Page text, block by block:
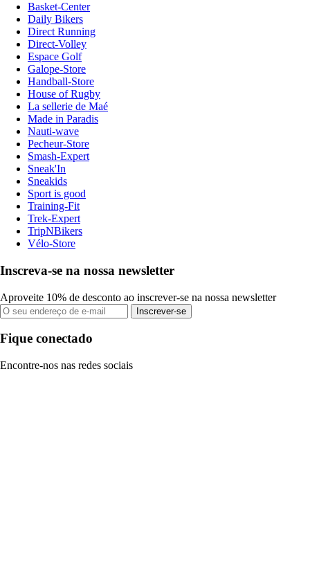
Basket-Center
Daily Bikers
Direct Running
Direct-Volley
Espace Golf
Galope-Store
Handball-Store
House of Rugby
La sellerie de Maé
Made in Paradis
Nauti-wave
Pecheur-Store
Smash-Expert
Sneak'In
Sneakids
Sport is good
Training-Fit
Trek-Expert
TripNBikers
Vélo-Store
Inscreva-se na nossa newsletter
Aproveite 10% de desconto ao inscrever-se na nossa newsletter
Inscrever-se
Fique conectado
Encontre-nos nas redes sociais